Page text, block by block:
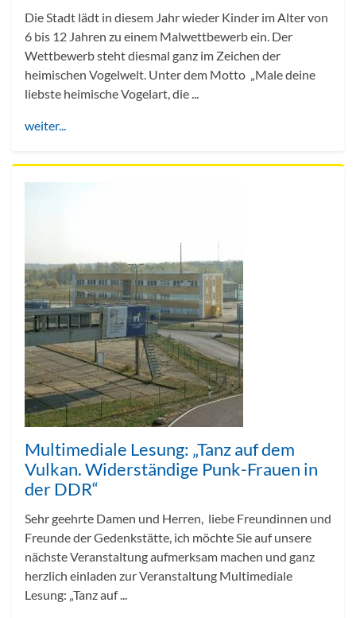
Die Stadt lädt in diesem Jahr wieder Kinder im Alter von
6 bis 12 Jahren zu einem Malwettbewerb ein. Der
Wettbewerb steht diesmal ganz im Zeichen der
heimischen Vogelwelt. Unter dem Motto „Male deine
liebste heimische Vogelart, die ...
weiter...
Multimediale Lesung: „Tanz auf dem
Vulkan. Widerständige Punk-Frauen in
der DDR“
Sehr geehrte Damen und Herren, liebe Freundinnen und
Freunde der Gedenkstätte, ich möchte Sie auf unsere
nächste Veranstaltung aufmerksam machen und ganz
herzlich einladen zur Veranstaltung Multimediale
Lesung: „Tanz auf ...